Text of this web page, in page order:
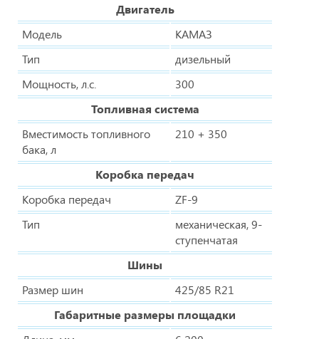
Двигатель
Модель
КАМАЗ
Тип
дизельный
Мощность, л.с.
300
Топливная система
Вместимость топливного
бака, л
210 + 350
Коробка передач
Коробка передач
ZF-9
Тип
механическая, 9-
ступенчатая
Шины
Размер шин
425/85 R21
Габаритные размеры площадки